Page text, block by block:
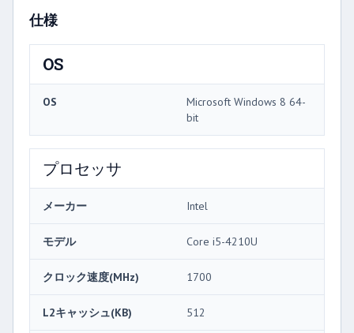
仕様
OS
OS
Microsoft Windows 8 64-
bit
プロセッサ
メーカー Intel
モデル Core i5-4210U
クロック速度(MHz) 1700
L2キャッシュ(KB) 512